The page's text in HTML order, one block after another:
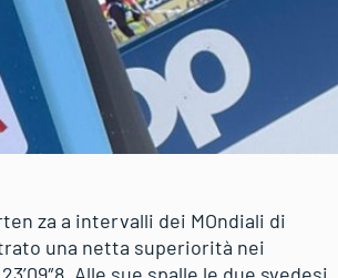
za a intervalli dei MOndiali di
una netta superiorità nei
Alle sue spalle le due svedesi